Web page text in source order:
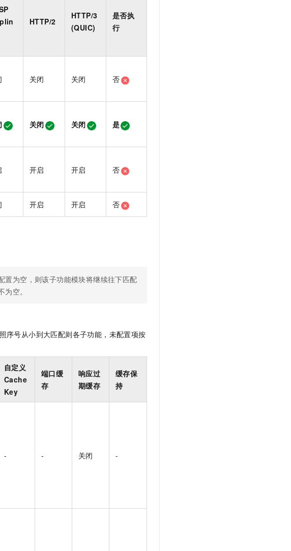
HTTP/2
HTTP/3
(QUIC)
是否执
行
关闭 关闭 否
关闭 关闭 是
开启 开启 否
开启 开启 否
置为空，则该子功能模块将继续往下匹配
空。
序号从小到大匹配则各子功能，未配置项按
自定义
Cache
Key
端口缓
存
响应过
期缓存
缓存保
持
- - 关闭 -